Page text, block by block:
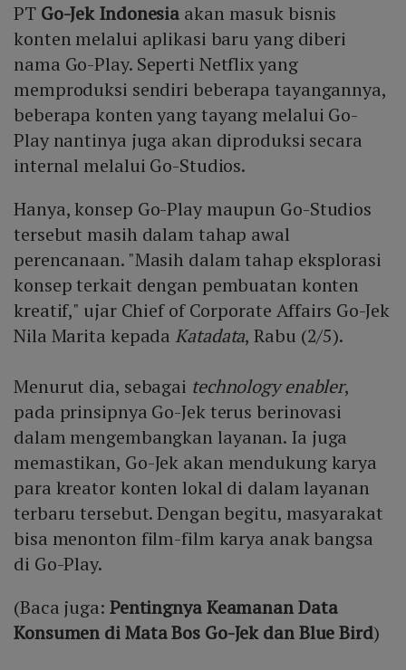
PT Go-Jek Indonesia akan masuk bisnis
konten melalui aplikasi baru yang diberi
nama Go-Play. Seperti Netflix yang
memproduksi sendiri beberapa tayangannya,
beberapa konten yang tayang melalui Go-
Play nantinya juga akan diproduksi secara
internal melalui Go-Studios.
Hanya, konsep Go-Play maupun Go-Studios
tersebut masih dalam tahap awal
perencanaan. "Masih dalam tahap eksplorasi
konsep terkait dengan pembuatan konten
kreatif," ujar Chief of Corporate Affairs Go-Jek
Nila Marita kepada Katadata, Rabu (2/5).
Menurut dia, sebagai technology enabler,
pada prinsipnya Go-Jek terus berinovasi
dalam mengembangkan layanan. Ia juga
memastikan, Go-Jek akan mendukung karya
para kreator konten lokal di dalam layanan
terbaru tersebut. Dengan begitu, masyarakat
bisa menonton film-film karya anak bangsa
di Go-Play.
(Baca juga: Pentingnya Keamanan Data
Konsumen di Mata Bos Go-Jek dan Blue Bird)